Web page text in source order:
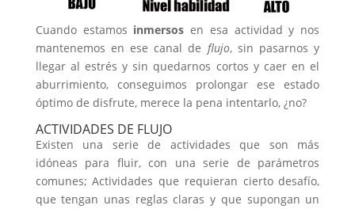
Cuando estamos inmersos en esa actividad y nos
mantenemos en ese canal de flujo, sin pasarnos y
llegar al estrés y sin quedarnos cortos y caer en el
aburrimiento, conseguimos prolongar ese estado
óptimo de disfrute, merece la pena intentarlo, ¿no?
ACTIVIDADES DE FLUJO
Existen una serie de actividades que son más
idóneas para fluir, con una serie de parámetros
comunes; Actividades que requieran cierto desafío,
que tengan unas reglas claras y que supongan un